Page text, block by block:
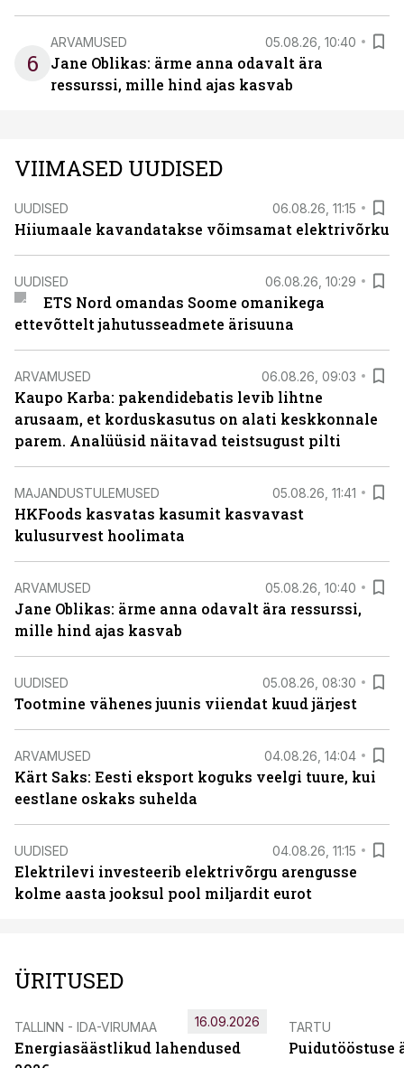
6
ARVAMUSED 05.08.26, 10:40
Jane Oblikas: ärme anna odavalt ära
ressurssi, mille hind ajas kasvab
VIIMASED UUDISED
UUDISED 06.08.26, 11:15
Hiiumaale kavandatakse võimsamat elektrivõrku
UUDISED 06.08.26, 10:29
ETS Nord omandas Soome omanikega
ettevõttelt jahutusseadmete ärisuuna
ARVAMUSED 06.08.26, 09:03
Kaupo Karba: pakendidebatis levib lihtne
arusaam, et korduskasutus on alati keskkonnale
parem. Analüüsid näitavad teistsugust pilti
MAJANDUSTULEMUSED 05.08.26, 11:41
HKFoods kasvatas kasumit kasvavast
kulusurvest hoolimata
ARVAMUSED 05.08.26, 10:40
Jane Oblikas: ärme anna odavalt ära ressurssi,
mille hind ajas kasvab
UUDISED 05.08.26, 08:30
Tootmine vähenes juunis viiendat kuud järjest
ARVAMUSED 04.08.26, 14:04
Kärt Saks: Eesti eksport koguks veelgi tuure, kui
eestlane oskaks suhelda
UUDISED 04.08.26, 11:15
Elektrilevi investeerib elektrivõrgu arengusse
kolme aasta jooksul pool miljardit eurot
ÜRITUSED
TALLINN - IDA-VIRUMAA
Energiasäästlikud lahendused
16.09.2026 TARTU
Puidutööstuse